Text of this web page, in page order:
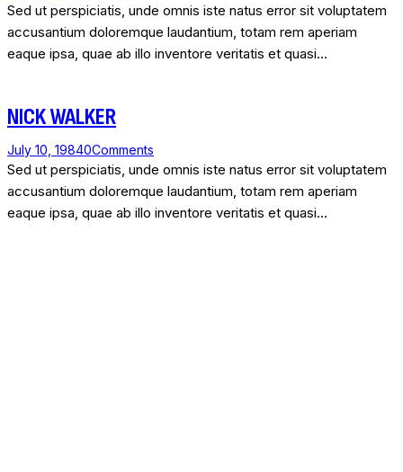
Sed ut perspiciatis, unde omnis iste natus error sit voluptatem
accusantium doloremque laudantium, totam rem aperiam
eaque ipsa, quae ab illo inventore veritatis et quasi…
NICK WALKER
July 10, 19840Comments
Sed ut perspiciatis, unde omnis iste natus error sit voluptatem
accusantium doloremque laudantium, totam rem aperiam
eaque ipsa, quae ab illo inventore veritatis et quasi…